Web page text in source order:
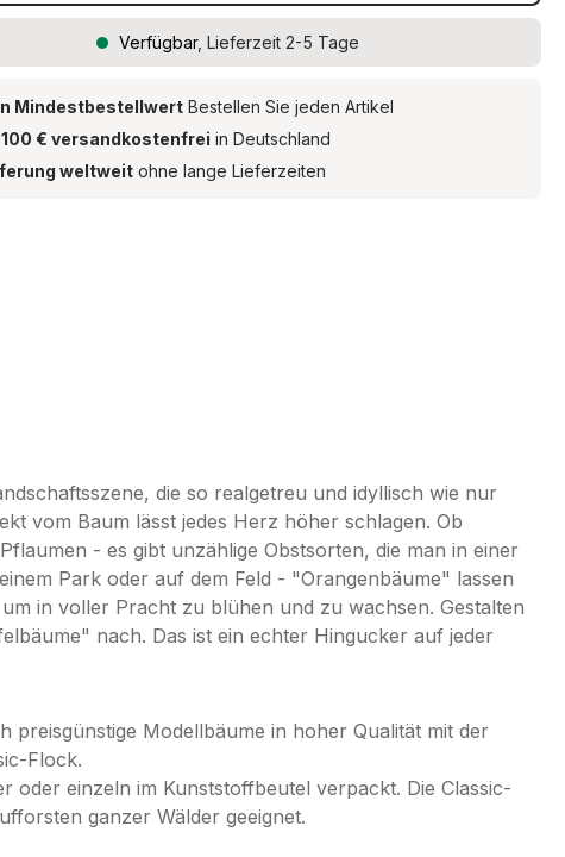
Verfügbar, Lieferzeit 2-5 Tage
Mindestbestellwert Bestellen Sie jeden Artikel
100 € versandkostenfrei in Deutschland
weltweit ohne lange Lieferzeiten
die so realgetreu und idyllisch wie nur
vom Baum lässt jedes Herz höher schlagen. Ob
- es gibt unzählige Obstsorten, die man in einer
Park oder auf dem Feld - "Orangenbäume" lassen
in voller Pracht zu blühen und zu wachsen. Gestalten
nach. Das ist ein echter Hingucker auf jeder
preisgünstige Modellbäume in hoher Qualität mit der
Flock.
oder einzeln im Kunststoffbeutel verpackt. Die Classic-
ganzer Wälder geeignet.